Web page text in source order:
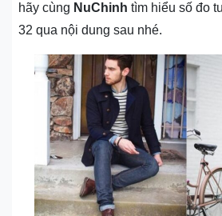
hãy cùng NuChinh tìm hiểu số đo
32 qua nội dung sau nhé.